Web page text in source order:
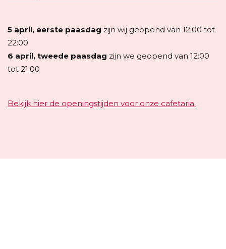
5 april, eerste paasdag zijn wij geopend van 12:00 tot
22:00
6 april, tweede paasdag zijn we geopend van 12:00
tot 21:00
Bekijk hier de openingstijden voor onze cafetaria.